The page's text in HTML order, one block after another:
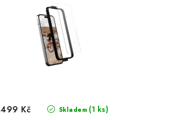
Skladem (1 ks)
499 Kč